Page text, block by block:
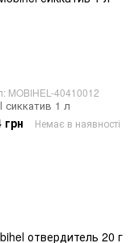
MOBIHEL-40410012
сиккатив 1 л
грн Немає в наявності